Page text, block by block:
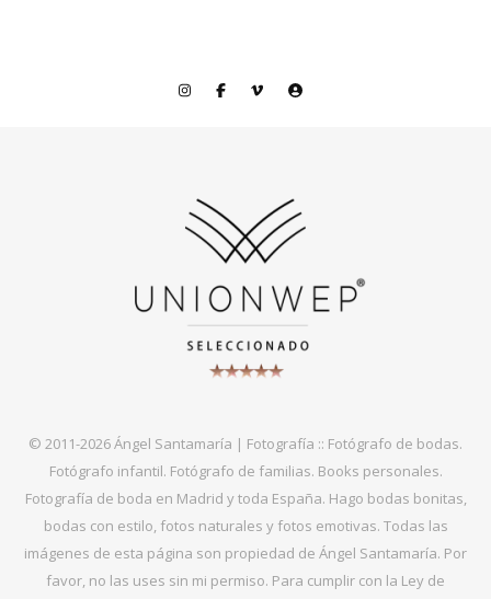
© 2011-2026 Ángel Santamaría | Fotografía :: Fotógrafo de bodas.
Fotógrafo infantil. Fotógrafo de familias. Books personales.
Fotografía de boda en Madrid y toda España. Hago bodas bonitas,
bodas con estilo, fotos naturales y fotos emotivas. Todas las
imágenes de esta página son propiedad de Ángel Santamaría. Por
favor, no las uses sin mi permiso. Para cumplir con la Ley de